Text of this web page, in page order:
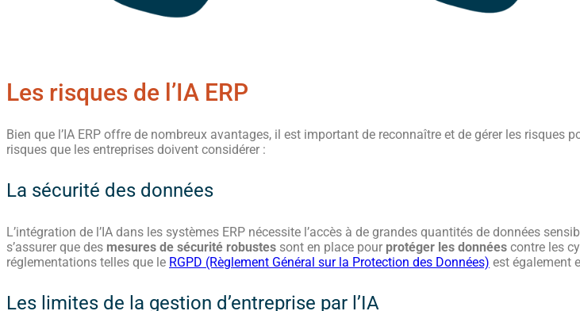
Les risques de l’IA ERP
Bien que l’IA ERP offre de nombreux avantages, il est important de reconnaître et de gérer les
risques que les entreprises doivent considérer :
La sécurité des données
L’intégration de l’IA dans les systèmes ERP nécessite l’accès à de grandes quantités de données
s’assurer que des mesures de sécurité robustes sont en place pour protéger les données contre les
réglementations telles que le RGPD (Règlement Général sur la Protection des Données) est également
Les limites de la gestion d’entreprise par l’IA